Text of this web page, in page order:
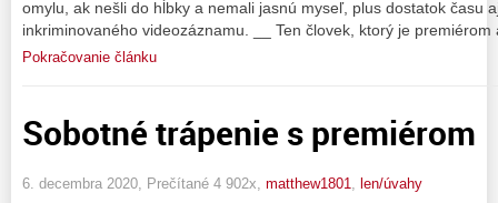
omylu, ak nešli do hĺbky a nemali jasnú myseľ, plus dostatok času
inkriminovaného videozáznamu. __ Ten človek, ktorý je
Pokračovanie článku
Sobotné trápenie s premiérom
6. decembra 2020, Prečítané 4 902x, matthew1801 len/úvahy